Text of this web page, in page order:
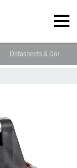
Datasheets &